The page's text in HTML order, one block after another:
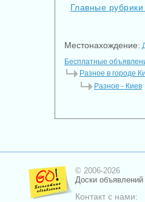
Главные
Местонахождение:
Бесплатные
Разное в городе
Разное - Киев
© 2006-2026
Доски объявлений
Контакт с нами: